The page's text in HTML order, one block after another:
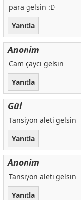
para gelsin :D
Yanıtla
Anonim
Cam çaycı gelsin
Yanıtla
Gül
Tansiyon aleti gelsin
Yanıtla
Anonim
Tansiyon aleti gelsin
Yanıtla